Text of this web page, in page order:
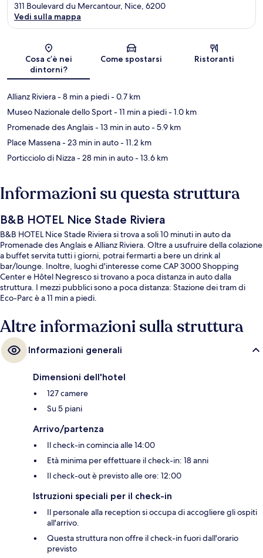
Mappa
311 Boulevard du Mercantour, Nice, 6200
Vedi sulla mappa
Cosa c’è nei
dintorni?
Come spostarsi Ristoranti
Allianz Riviera- 8 min a piedi- 0.7 km
Museo Nazionale dello Sport- 11 min a piedi- 1.0 km
Promenade des Anglais- 13 min in auto- 5.9 km
Place Massena- 23 min in auto- 11.2 km
Porticciolo di Nizza- 28 min in auto- 13.6 km
Informazioni su questa struttura
B&B HOTEL Nice Stade Riviera
B&B HOTEL Nice Stade Riviera si trova a soli 10 minuti in auto da
Promenade des Anglais e Allianz Riviera. Oltre a usufruire della colazione
a buffet servita tutti i giorni, potrai fermarti a bere un drink al
bar/lounge. Inoltre, luoghi d'interesse come CAP 3000 Shopping
Center e Hôtel Negresco si trovano a poca distanza in auto dalla
struttura. I mezzi pubblici sono a poca distanza: Stazione dei tram di
Eco-Parc è a 11 min a piedi.
Altre informazioni sulla struttura
Informazioni generali
Dimensioni dell'hotel
127 camere
Su 5 piani
Arrivo/partenza
Il check-in comincia alle 14:00
Età minima per effettuare il check-in: 18 anni
Il check-out è previsto alle ore: 12:00
Istruzioni speciali per il check-in
Il personale alla reception si occupa di accogliere gli ospiti
all'arrivo.
Questa struttura non offre il check-in fuori dall'orario
previsto